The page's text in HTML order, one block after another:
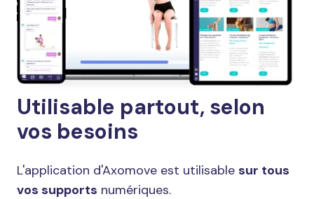
Utilisable partout, selon
vos besoins
L'application d'Axomove est utilisable sur tous
vos supports numériques.